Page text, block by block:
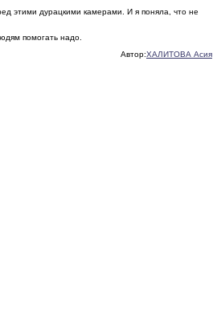
этими дурацкими камерами. И я поняла, что не
помогать надо.
Автор:ХАЛИТОВА Асия